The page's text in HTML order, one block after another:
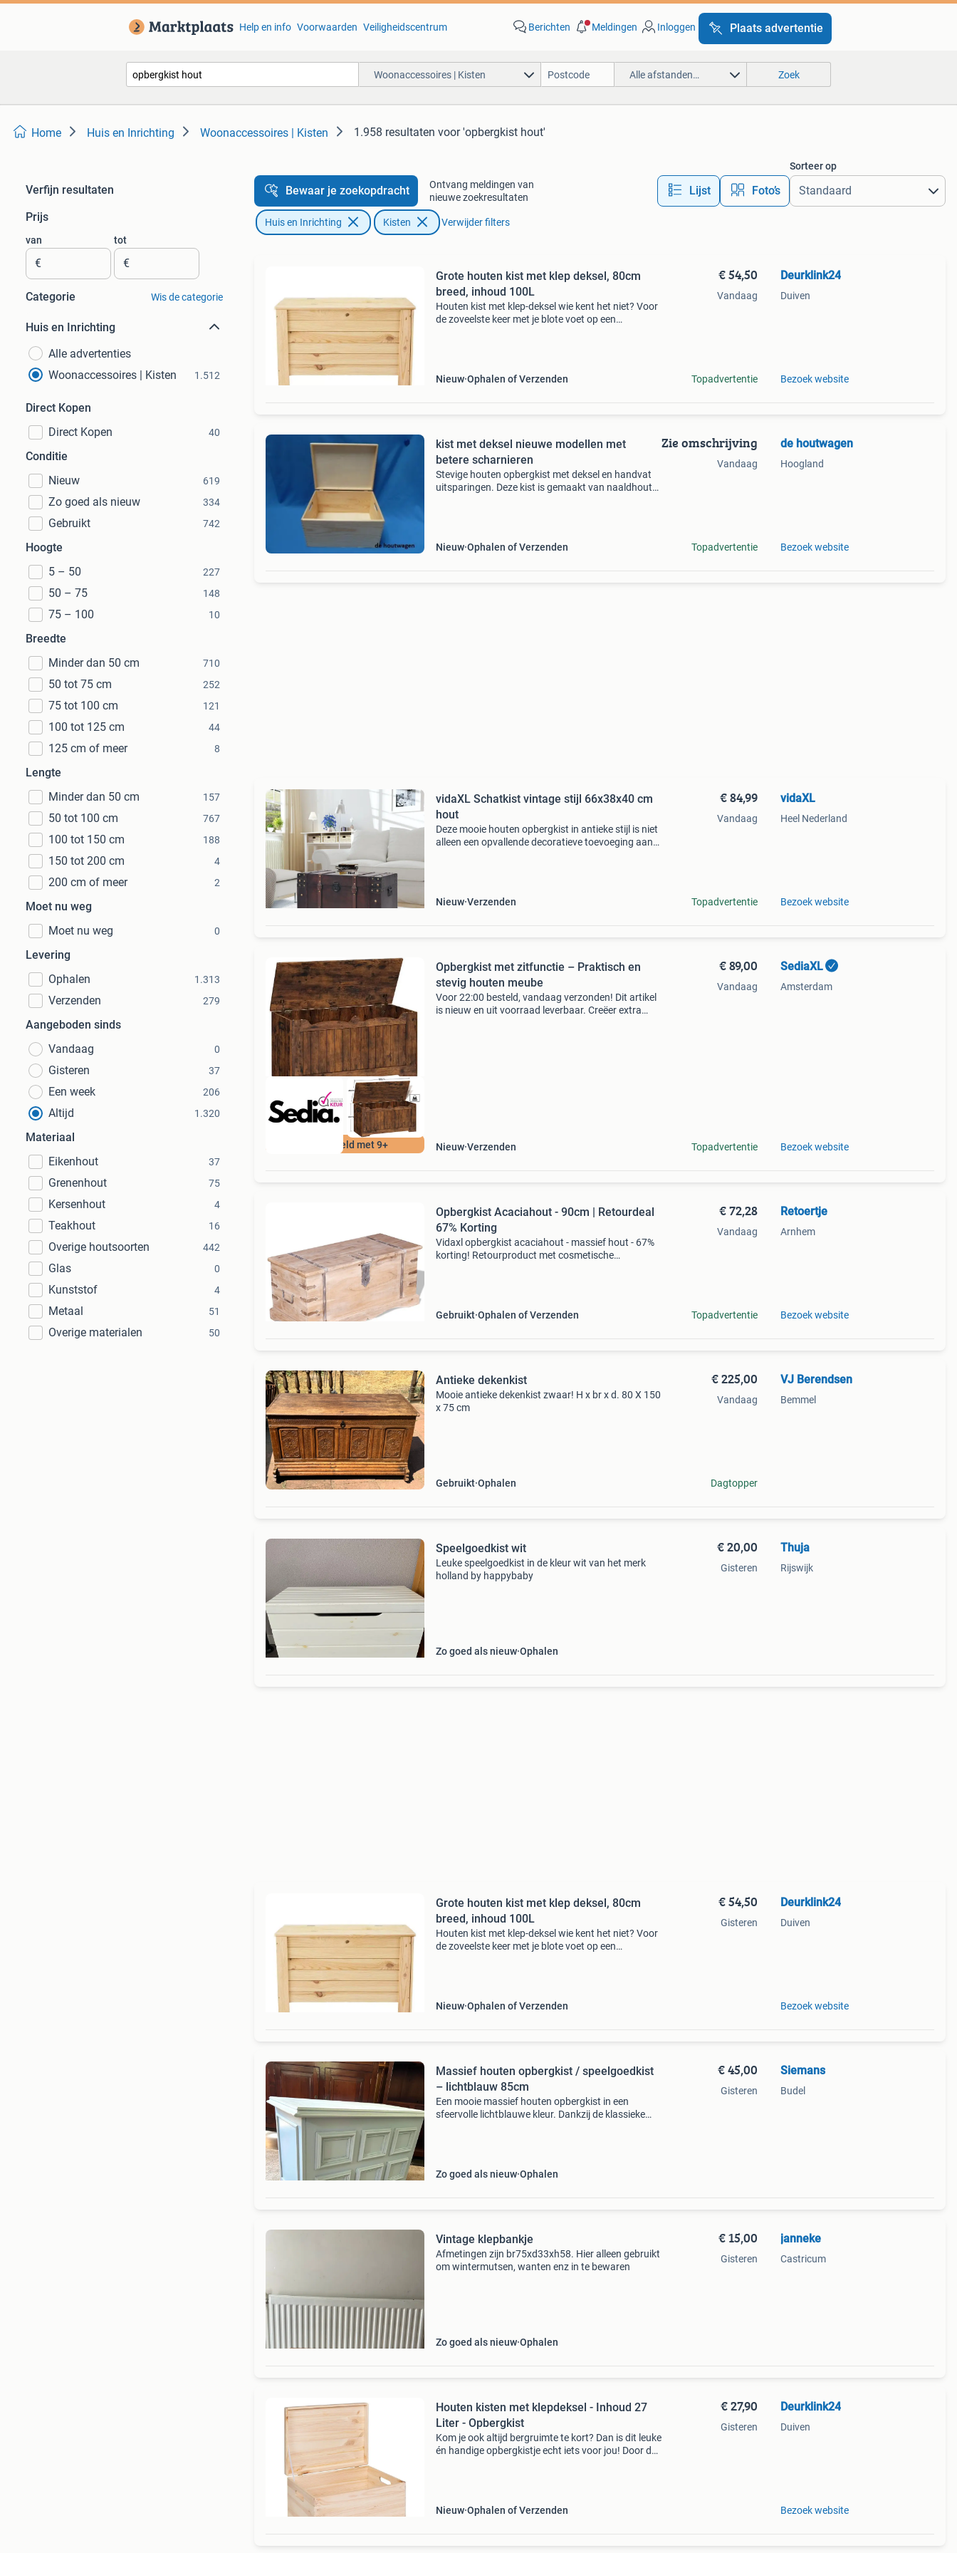
Help en info Voorwaarden Veiligheidscentrum Berichten Meldingen Inloggen Plaats advertentie
Woonaccessoires | Kisten Alle afstanden… Zoek
Home Huis en Inrichting Woonaccessoires | Kisten 1.958 resultaten voor 'opbergkist hout'
Verfijn resultaten
Prijs
van
€
tot
€
Categorie Wis de categorie
Huis en Inrichting
Alle advertenties
Woonaccessoires | Kisten
1.512
Direct Kopen
Direct Kopen
40
Conditie
Nieuw
619
Zo goed als nieuw 334
Gebruikt 742
Hoogte
5 – 50
227
50 – 75 148
75 – 100 10
Breedte
Minder dan 50 cm
710
50 tot 75 cm 252
75 tot 100 cm 121
100 tot 125 cm 44
125 cm of meer 8
Lengte
Minder dan 50 cm
157
50 tot 100 cm 767
100 tot 150 cm 188
150 tot 200 cm 4
200 cm of meer 2
Moet nu weg
Moet nu weg
0
Levering
Ophalen
1.313
Verzenden 279
Aangeboden sinds
Vandaag
0
Gisteren 37
Een week 206
Altijd 1.320
Materiaal
Eikenhout
37
Grenenhout 75
Kersenhout 4
Teakhout 16
Overige houtsoorten 442
Glas 0
Kunststof 4
Metaal 51
Overige materialen 50
Bewaar je zoekopdracht
Ontvang meldingen van
nieuwe zoekresultaten
Lijst Foto’s
Sorteer op
Huis en Inrichting Kisten Verwijder filters
Grote houten kist met klep deksel, 80cm
breed, inhoud 100L
Houten kist met klep-deksel wie kent het niet? Voor
de zoveelste keer met je blote voet op een
Nieuw Ophalen of Verzenden
€ 54,50
Vandaag
Topadvertentie
Deurklink24
Duiven
Bezoek website
kist met deksel nieuwe modellen met
betere scharnieren
Stevige houten opbergkist met deksel en handvat
uitsparingen. Deze kist is gemaakt van naaldhout
Nieuw Ophalen of Verzenden
Zie omschrijving
Vandaag
Topadvertentie
de houtwagen
Hoogland
Bezoek website
vidaXL Schatkist vintage stijl 66x38x40 cm
hout
Deze mooie houten opbergkist in antieke stijl is niet
alleen een opvallende decoratieve toevoeging aan
Nieuw Verzenden
€ 84,99
Vandaag
Topadvertentie
vidaXL
Heel Nederland
Bezoek website
Beoordeeld met 9+
Opbergkist met zitfunctie – Praktisch en
stevig houten meube
Voor 22:00 besteld, vandaag verzonden! Dit artikel
is nieuw en uit voorraad leverbaar. Creëer extra
Nieuw Verzenden
€ 89,00
Vandaag
Topadvertentie
SediaXL
Amsterdam
Bezoek website
Opbergkist Acaciahout - 90cm | Retourdeal
67% Korting
Vidaxl opbergkist acaciahout - massief hout - 67%
korting! Retourproduct met cosmetische
Gebruikt Ophalen of Verzenden
€ 72,28
Vandaag
Topadvertentie
Retoertje
Arnhem
Bezoek website
Antieke dekenkist
Mooie antieke dekenkist zwaar! H x br x d. 80 X 150
x 75 cm
Gebruikt Ophalen
€ 225,00
Vandaag
Dagtopper
VJ Berendsen
Bemmel
Speelgoedkist wit
Leuke speelgoedkist in de kleur wit van het merk
holland by happybaby
Zo goed als nieuw Ophalen
€ 20,00
Gisteren
Thuja
Rijswijk
Grote houten kist met klep deksel, 80cm
breed, inhoud 100L
Houten kist met klep-deksel wie kent het niet? Voor
de zoveelste keer met je blote voet op een
Nieuw Ophalen of Verzenden
€ 54,50
Gisteren
Deurklink24
Duiven
Bezoek website
Massief houten opbergkist / speelgoedkist
– lichtblauw 85cm
Een mooie massief houten opbergkist in een
sfeervolle lichtblauwe kleur. Dankzij de klassieke
Zo goed als nieuw Ophalen
€ 45,00
Gisteren
Siemans
Budel
Vintage klepbankje
Afmetingen zijn br75xd33xh58. Hier alleen gebruikt
om wintermutsen, wanten enz in te bewaren
Zo goed als nieuw Ophalen
€ 15,00
Gisteren
janneke
Castricum
Houten kisten met klepdeksel - Inhoud 27
Liter - Opbergkist
Kom je ook altijd bergruimte te kort? Dan is dit leuke
én handige opbergkistje echt iets voor jou! Door de
Nieuw Ophalen of Verzenden
€ 27,90
Gisteren
Deurklink24
Duiven
Bezoek website